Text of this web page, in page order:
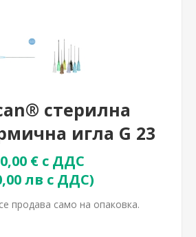
стерилна
игла G 23
0,00 € с ДДС
лв с ДДС)
продава само на опаковка.